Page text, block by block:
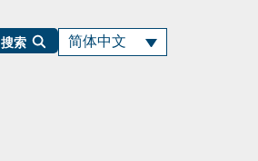
搜索 简体中文